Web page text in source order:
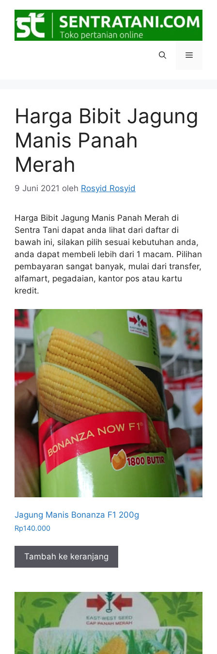
Menu
Harga Bibit Jagung
Manis Panah
Merah
9 Juni 2021 oleh Rosyid Rosyid
Harga Bibit Jagung Manis Panah Merah di
Sentra Tani dapat anda lihat dari daftar di
bawah ini, silakan pilih sesuai kebutuhan anda,
anda dapat membeli lebih dari 1 macam. Pilihan
pembayaran sangat banyak, mulai dari transfer,
alfamart, pegadaian, kantor pos atau kartu
kredit.
Jagung Manis Bonanza F1 200g
Rp140.000
Tambah ke keranjang